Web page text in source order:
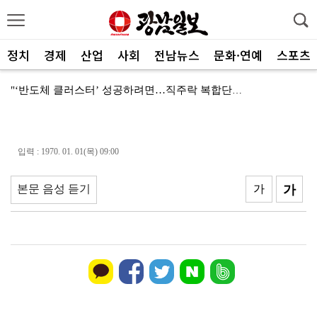
정치 경제 산업 사회 전남뉴스 문화·연예 스포츠
"‘반도체 클러스터’ 성공하려면…직주락 복합단지 구축"
폭염에 멈춘 무안공항 참사 재수색 10일 재개
[사설]가뭄 피해 현실화…철저한 대책마련 중요
[사설]강진 병영면 ‘도시재생 성공모델’된 이유
입력 : 1970. 01. 01(목) 09:00
본문 음성 듣기 가
가